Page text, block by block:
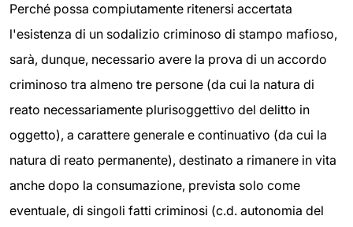
Perché possa compiutamente ritenersi accertata
l'esistenza di un sodalizio criminoso di stampo mafioso,
sarà, dunque, necessario avere la prova di un accordo
criminoso tra almeno tre persone (da cui la natura di
reato necessariamente plurisoggettivo del delitto in
oggetto), a carattere generale e continuativo (da cui la
natura di reato permanente), destinato a rimanere in vita
anche dopo la consumazione, prevista solo come
eventuale, di singoli fatti criminosi (c.d. autonomia del